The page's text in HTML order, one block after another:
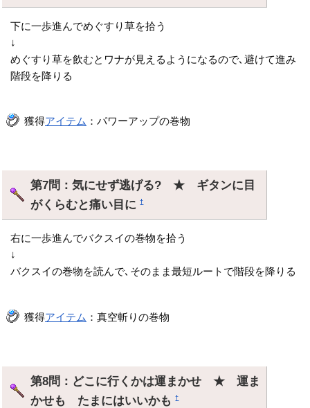
下に一歩進んでめぐすり草を拾う
↓
めぐすり草を飲むとワナが見えるようになるので､避けて進み
階段を降りる
獲得アイテム ：パワーアップの巻物
第7問：気にせず逃げる? ★ ギタンに目
がくらむと痛い目に†
右に一歩進んでバクスイの巻物を拾う
↓
バクスイの巻物を読んで､そのまま最短ルートで階段を降りる
獲得アイテム ：真空斬りの巻物
第8問：どこに行くかは運まかせ ★ 運ま
かせも たまにはいいかも†